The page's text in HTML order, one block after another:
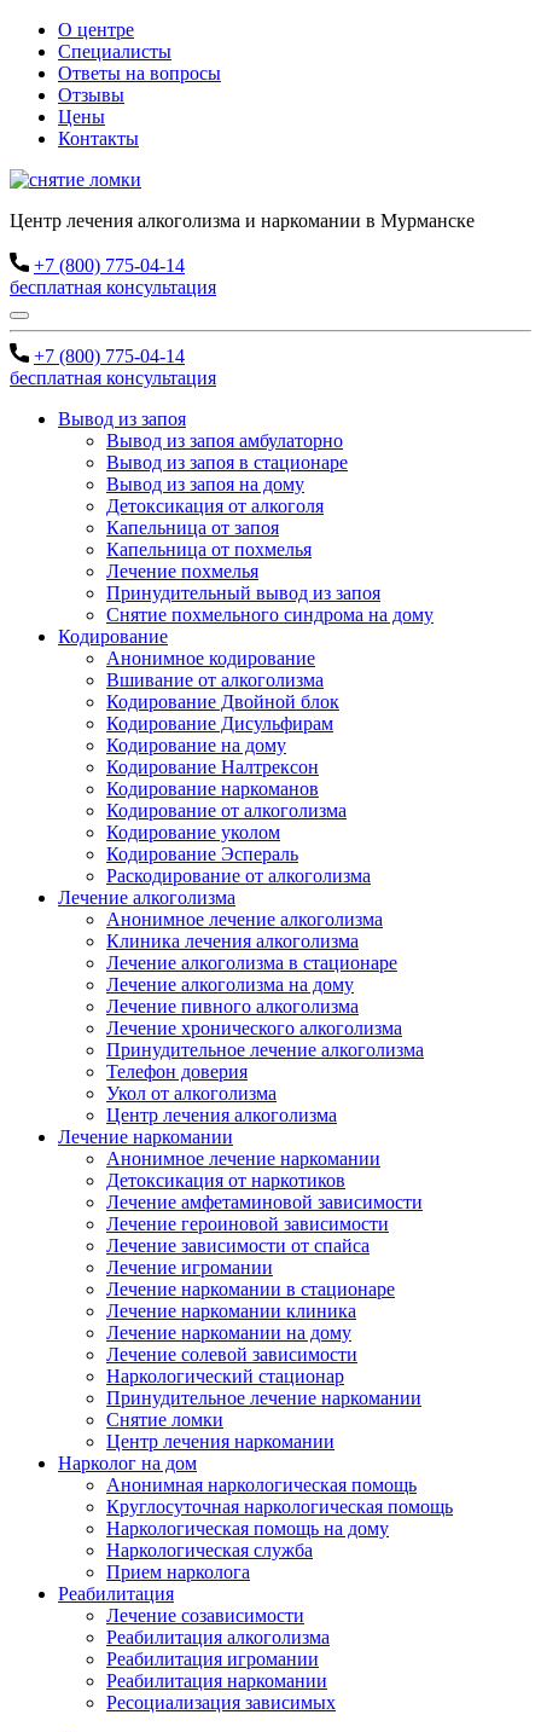
О центре
Специалисты
Ответы на вопросы
Отзывы
Цены
Контакты
Центр лечения алкоголизма и наркомании в Мурманске
+7 (800) 775-04-14
бесплатная консультация
+7 (800) 775-04-14
бесплатная консультация
Вывод из запоя
Вывод из запоя амбулаторно
Вывод из запоя в стационаре
Вывод из запоя на дому
Детоксикация от алкоголя
Капельница от запоя
Капельница от похмелья
Лечение похмелья
Принудительный вывод из запоя
Снятие похмельного синдрома на дому
Кодирование
Анонимное кодирование
Вшивание от алкоголизма
Кодирование Двойной блок
Кодирование Дисульфирам
Кодирование на дому
Кодирование Налтрексон
Кодирование наркоманов
Кодирование от алкоголизма
Кодирование уколом
Кодирование Эспераль
Раскодирование от алкоголизма
Лечение алкоголизма
Анонимное лечение алкоголизма
Клиника лечения алкоголизма
Лечение алкоголизма в стационаре
Лечение алкоголизма на дому
Лечение пивного алкоголизма
Лечение хронического алкоголизма
Принудительное лечение алкоголизма
Телефон доверия
Укол от алкоголизма
Центр лечения алкоголизма
Лечение наркомании
Анонимное лечение наркомании
Детоксикация от наркотиков
Лечение амфетаминовой зависимости
Лечение героиновой зависимости
Лечение зависимости от спайса
Лечение игромании
Лечение наркомании в стационаре
Лечение наркомании клиника
Лечение наркомании на дому
Лечение солевой зависимости
Наркологический стационар
Принудительное лечение наркомании
Снятие ломки
Центр лечения наркомании
Нарколог на дом
Анонимная наркологическая помощь
Круглосуточная наркологическая помощь
Наркологическая помощь на дому
Наркологическая служба
Прием нарколога
Реабилитация
Лечение созависимости
Реабилитация алкоголизма
Реабилитация игромании
Реабилитация наркомании
Ресоциализация зависимых